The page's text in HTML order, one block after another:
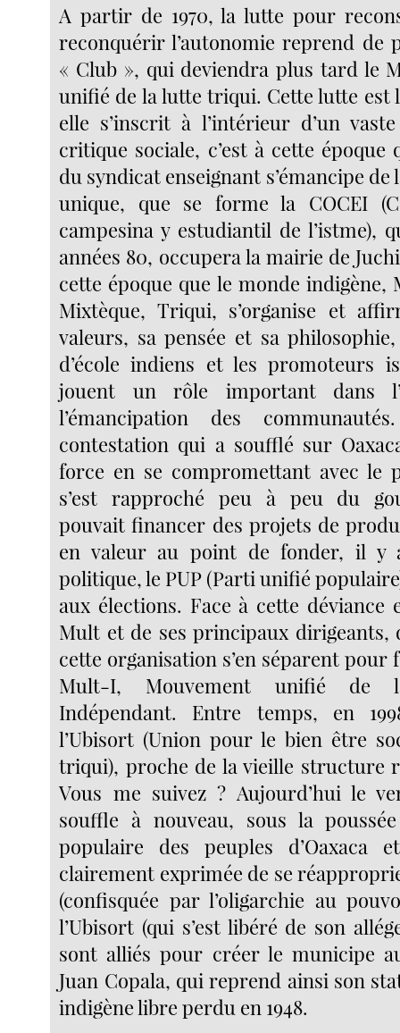
A partir de 1970, la lutte pour
reconquérir l’autonomie reprend de
« Club », qui deviendra plus tard le
unifié de la lutte triqui. Cette lutte est
elle s’inscrit à l’intérieur d’un
critique sociale, c’est à cette époque
du syndicat enseignant s’émancipe
unique, que se forme la COCEI
campesina y estudiantil de l’istme),
années 80, occupera la mairie de
cette époque que le monde indigène,
Mixtèque, Triqui, s’organise et
valeurs, sa pensée et sa
d’école indiens et les promoteurs
jouent un rôle important dans
l’émancipation des
contestation qui a soufflé sur
force en se compromettant avec le
s’est rapproché peu à peu du
pouvait financer des projets de
en valeur au point de fonder, il y
politique, le PUP (Parti unifié
aux élections. Face à cette
Mult et de ses principaux dirigeants,
cette organisation s’en séparent pour
Mult-I, Mouvement unifié
Indépendant. Entre temps, en
l’Ubisort (Union pour le bien être
triqui), proche de la vieille structure
Vous me suivez ? Aujourd’hui le
souffle à nouveau, sous la poussée
populaire des peuples d’Oaxaca
clairement exprimée de se
(confisquée par l’oligarchie au
l’Ubisort (qui s’est libéré de son
sont alliés pour créer le municipe
Juan Copala, qui reprend ainsi son
indigène libre perdu en 1948.